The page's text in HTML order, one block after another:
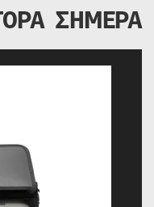
ΣΗΜΕΡΑ